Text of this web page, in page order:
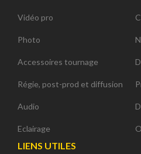
Vidéo pro
Photo
Accessoires tournage
Régie, post-prod et diffusion
Audio
Eclairage
LIENS UTILES